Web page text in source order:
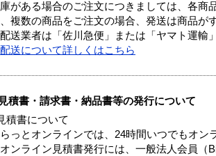
がある場合のご注文につきましては、各商
複数の商品をご注文の場合、発送は商品が
送業者は「佐川急便」または「ヤマト運輸
配送について詳しくはこちら
見積書・請求書・納品書等の発行について
積書について
っとオンラインでは、24時間いつでもオン
ンライン見積書発行には、一般法人会員（